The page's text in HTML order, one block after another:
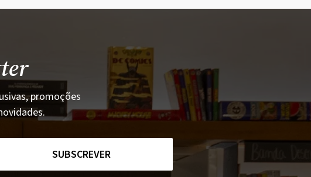
promoções
SUBSCREVER